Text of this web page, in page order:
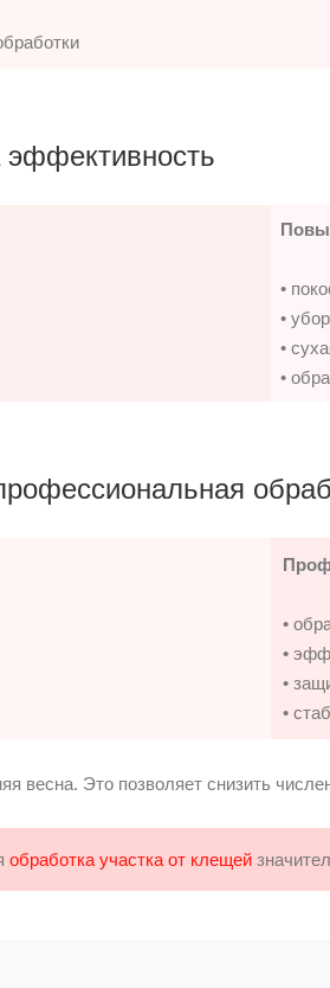
•
•
•
•
•
•
•
•
весна. Это позволяет снизить
обработка участка от клещей